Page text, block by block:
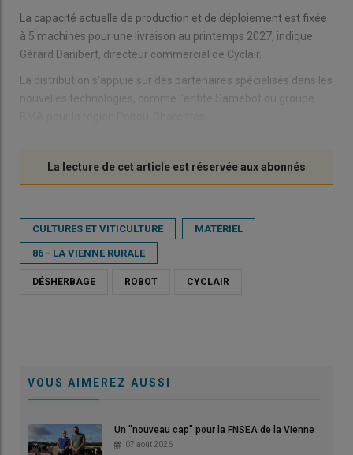
La capacité actuelle de production et de déploiement est fixée
à 5 machines pour une livraison au printemps 2027, indique
Gérard Danibert, directeur commercial de Cyclair.
La distribution s'appuie sur des partenaires spécialisés dans les
nouvelles technologies, comme l'entité Samebot du groupe
CULTURES ET VITICULTURE MATÉRIEL
86 - LA VIENNE RURALE
DÉSHERBAGE ROBOT CYCLAIR
VOUS AIMEREZ AUSSI
Un "nouveau cap" pour la FNSEA de la Vienne
07 août 2026